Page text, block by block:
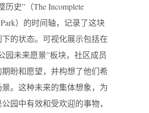
史”（The Incomplete
）的时间轴，记录了这块
的状态。可视化展示包括在
园未来愿景”板块，社区成员
盼和愿望，并构想了他们希
。这种未来的集体想象，为
园中有效和受欢迎的事物，